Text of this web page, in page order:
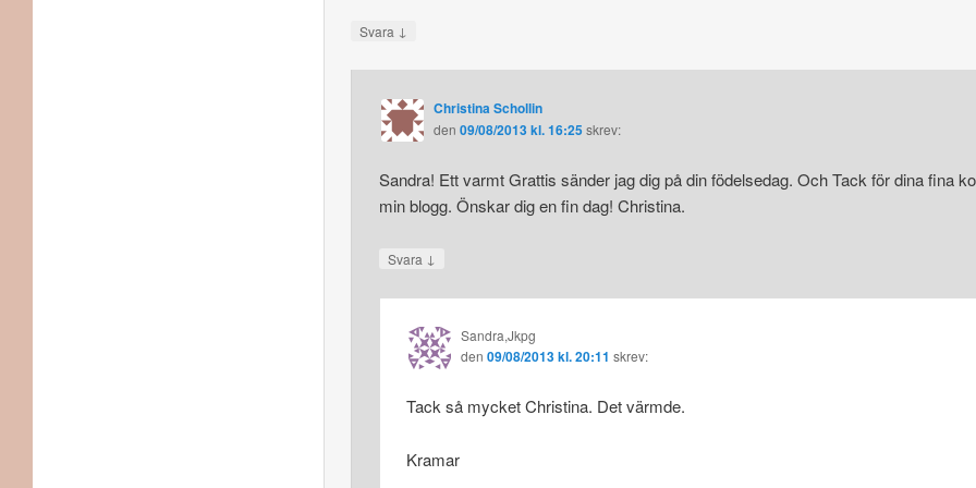
Svara ↓
Christina Schollin
den 09/08/2013 kl. 16:25skrev:
Sandra! Ett varmt Grattis sänder jag dig på din födelsedag. Och Tack för dina fina
min blogg. Önskar dig en fin dag! Christina.
Svara ↓
Sandra,Jkpg
den09/08/2013 kl. 20:11 skrev:
Tack så mycket Christina. Det värmde.
Kramar